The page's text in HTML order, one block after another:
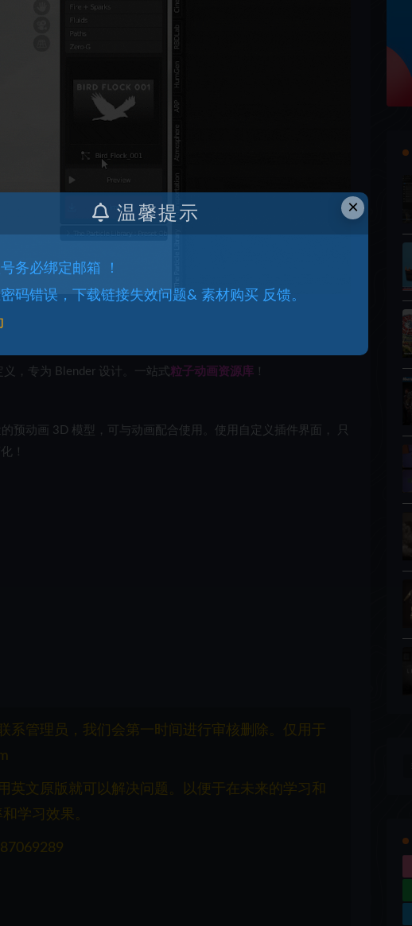
义 ，专为 Blender 设计。一站式粒子动画资源库
预动画 3D 模型，可与动画配合使用。使用自定义插件界面， 只
！
系管理员，我们会第一时间进行审核删除。仅用于
文原版就可以解决问题。以便于在未来的学习和
学习效果。
×
温馨提示
务必绑定邮箱 ！
码错误，下载链接失效问题& 素材购买 反馈。